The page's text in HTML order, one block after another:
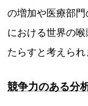
の増加や医療部
における世界の
たらすと考えられ
競争力のある分析